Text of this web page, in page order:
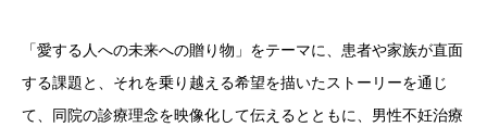
「愛する人への未来への贈り物」をテーマに、患者や家族が直面
する課題と、それを乗り越える希望を描いたストーリーを通じ
て、同院の診療理念を映像化して伝えるとともに、男性不妊治療